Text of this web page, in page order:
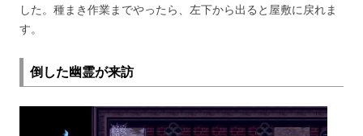
した。種まき作業までやったら、左下から出ると屋敷に戻れま
す。
倒した幽霊が来訪